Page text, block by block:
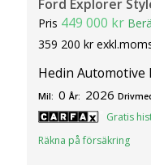
Ford Explorer
Pris 449 000 kr
359 200 kr
Hedin Automotive
Mil: 0 År: 2026
Gratis
Räkna på försäkring